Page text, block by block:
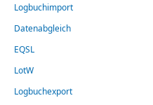
Logbuchimport
Datenabgleich
EQSL
LotW
Logbuchexport